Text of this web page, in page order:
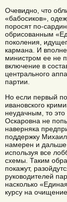
Очевидно, что
«бабосиков»,
поросят по-
обрисованным
поколения,
кармана. И
министром ее не
включение в
центрального
партии.
Но если первый
ивановского
неудачным, то
Оскаровна не
наверняка
поддержку
намерен и
используя все
схемы. Таким
покажут,
руководителей
насколько
курсу на